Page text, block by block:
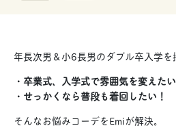
年長次男＆小6長男のダブル卒入学を
・卒業式、入学式で雰囲気を変えたい
・せっかくなら普段も着回したい！
そんなお悩みコーデをEmiが解決。